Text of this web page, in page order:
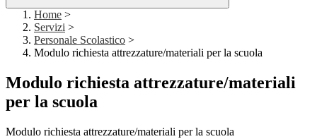
Home >
Servizi >
Personale Scolastico >
Modulo richiesta attrezzature/materiali per la scuola
Modulo richiesta attrezzature/materiali
per la scuola
Modulo richiesta attrezzature/materiali per la scuola